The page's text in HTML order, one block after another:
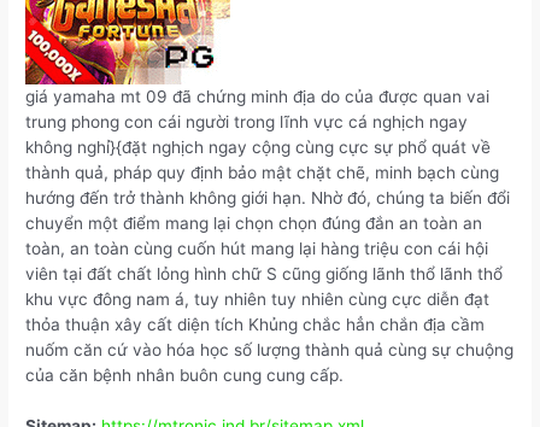
giá yamaha mt 09 đã chứng minh địa do của được quan vai
trung phong con cái người trong lĩnh vực cá nghịch ngay
không nghỉ}{đặt nghịch ngay cộng cùng cực sự phổ quát về
thành quả, pháp quy định bảo mật chặt chẽ, minh bạch cùng
hướng đến trở thành không giới hạn. Nhờ đó, chúng ta biến đổi
chuyển một điểm mang lại chọn chọn đúng đắn an toàn an
toàn, an toàn cùng cuốn hút mang lại hàng triệu con cái hội
viên tại đất chất lỏng hình chữ S cũng giống lãnh thổ lãnh thổ
khu vực đông nam á, tuy nhiên tuy nhiên cùng cực diễn đạt
thỏa thuận xây cất diện tích Khủng chắc hẳn chắn địa cầm
nuốm căn cứ vào hóa học số lượng thành quả cùng sự chuộng
của căn bệnh nhân buôn cung cung cấp.